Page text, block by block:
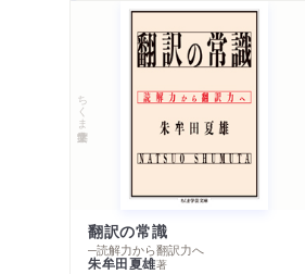
ちくま学芸文庫
翻訳の常識
─読解力から翻訳力へ
朱牟田夏雄著